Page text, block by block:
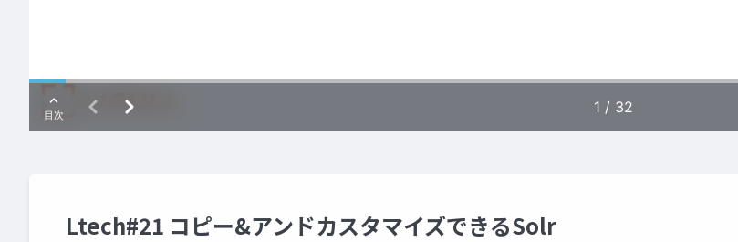
Ltech#21 コピー&アンドカスタマイズできるSolr